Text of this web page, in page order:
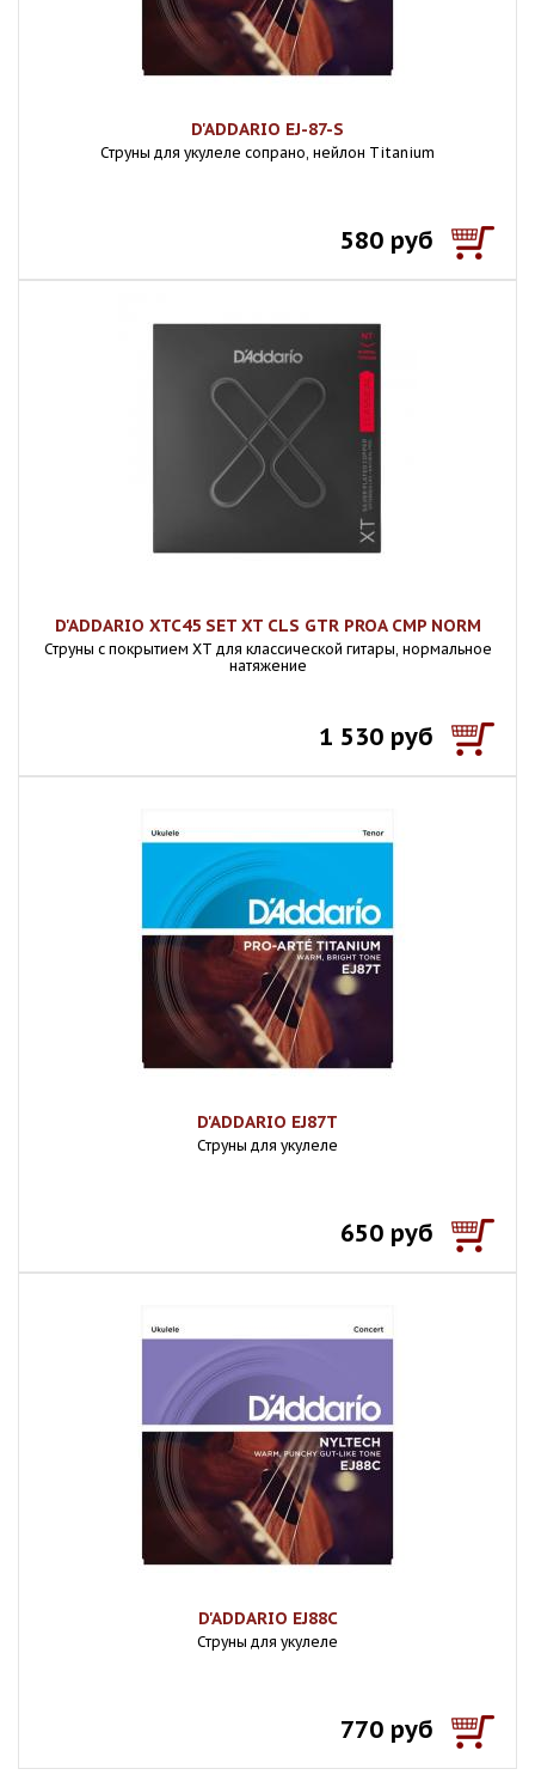
D'ADDARIO EJ-87-S
Струны для укулеле сопрано, нейлон Titanium
580 руб
D'ADDARIO XTC45 SET XT CLS GTR PROA CMP NORM
Струны с покрытием XT для классической гитары, нормальное
натяжение
1 530 руб
D'ADDARIO EJ87T
Струны для укулеле
650 руб
D'ADDARIO EJ88C
Струны для укулеле
770 руб